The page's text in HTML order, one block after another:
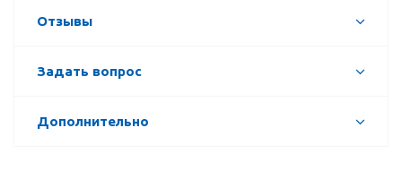
Отзывы
Задать вопрос
Дополнительно